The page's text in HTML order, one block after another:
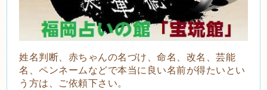
姓名判断、赤ちゃんの名づけ、命名、改名、芸能
名、ペンネームなどで本当に良い名前が得たいとい
う方は、ご依頼下さい。